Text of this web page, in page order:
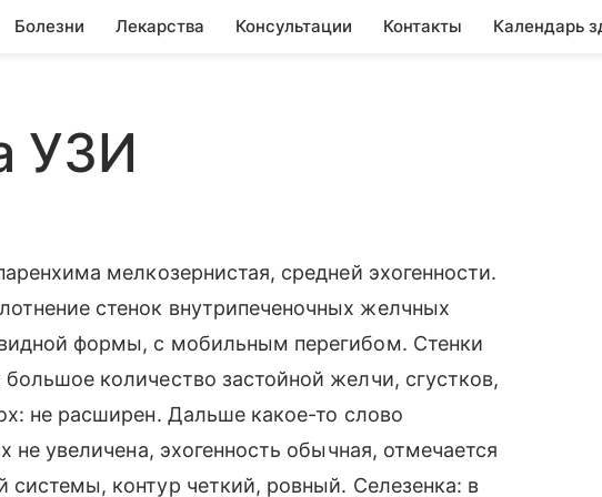
Болезни Лекарства Консультации Контакты Календарь
УЗИ
мелкозернистая, средней эхогенности.
стенок внутрипеченочных желчных
формы, с мобильным перегибом. Стенки
количество застойной желчи, сгустков,
не расширен. Дальше какое-то слово
не увеличена, эхогенность обычная, отмечается
системы, контур четкий, ровный. Селезенка: в